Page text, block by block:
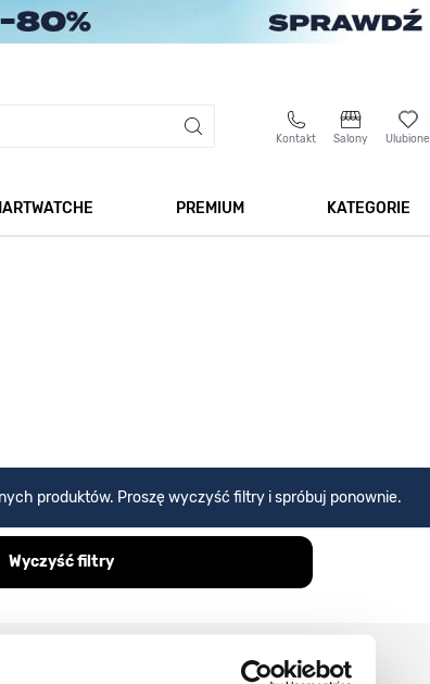
Kontakt Salony Ulubione
PREMIUM
KATEGORIE
produktów. Proszę wyczyść filtry i spróbuj ponownie.
Wyczyść filtry